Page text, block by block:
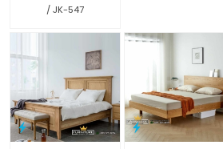
/ JK-547